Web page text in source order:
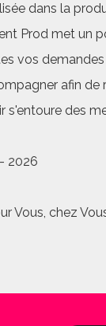
dans la
Prod met un
vos demandes
afin de
s'entoure des
2026
Vous, chez